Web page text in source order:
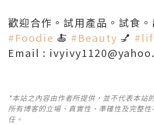
歡迎合作。試用產品。試食。
#Foodie 🍝 #Beauty 💅
Email :
*本站之內容由作者所提供，並不代表本站
所有博客的立場、真實性、準確性及完整
任。